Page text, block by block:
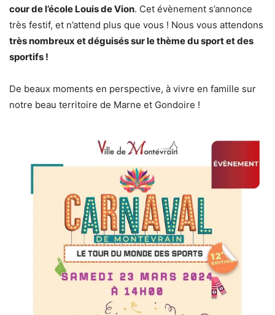
cour de l’école Louis de Vion. Cet évènement s’annonce
très festif, et n’attend plus que vous ! Nous vous attendons
très nombreux et déguisés sur le thème du sport et des
sportifs !
De beaux moments en perspective, à vivre en famille sur
notre beau territoire de Marne et Gondoire !